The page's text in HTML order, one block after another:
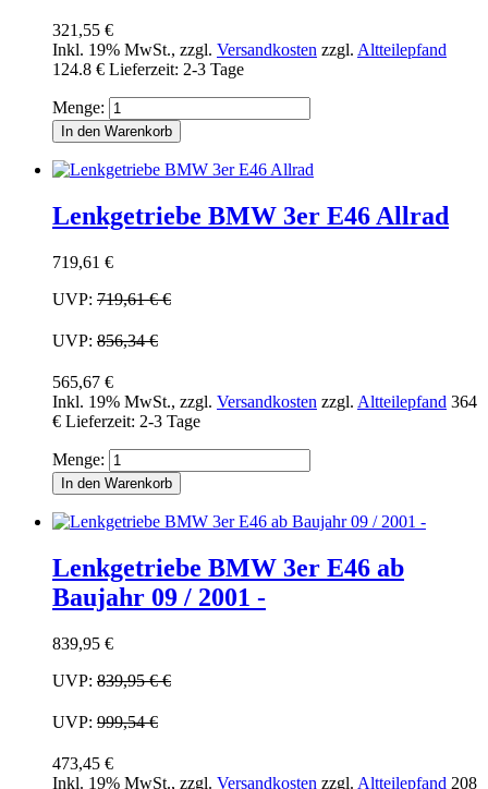
321,55 €
Inkl. 19% MwSt., zzgl. Versandkosten zzgl. Altteilepfand
124.8 € Lieferzeit: 2-3 Tage
Menge:
In den Warenkorb
Lenkgetriebe BMW 3er E46 Allrad
719,61 €
UVP: 719,61 €€
UVP: 856,34 €
565,67 €
Inkl. 19% MwSt., zzgl. Versandkosten zzgl. Altteilepfand 364
€ Lieferzeit: 2-3 Tage
Menge:
In den Warenkorb
Lenkgetriebe BMW 3er E46 ab
Baujahr 09 / 2001 -
839,95 €
UVP: 839,95 €€
UVP: 999,54 €
473,45 €
Inkl. 19% MwSt., zzgl. Versandkosten zzgl. Altteilepfand 208